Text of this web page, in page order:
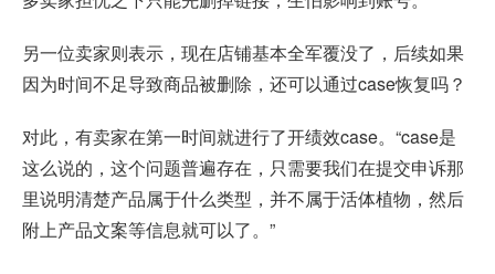
另一位卖家则表示，现在店铺基本全军覆没了，后续如果
因为时间不足导致商品被删除，还可以通过case恢复吗？
对此，有卖家在第一时间就进行了开绩效case。“case是
这么说的，这个问题普遍存在，只需要我们在提交申诉那
里说明清楚产品属于什么类型，并不属于活体植物，然后
附上产品文案等信息就可以了。”